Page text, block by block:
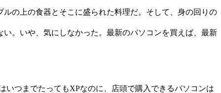
の上の食器とそこに盛られた料理だ。そして、身の回りの
。いや、気にしなかった。最新のパソコンを買えば、最新
つまでたってもXPなのに、店頭で購入できるパソコンは